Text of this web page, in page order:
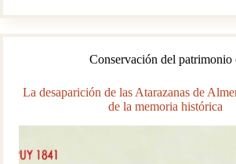
Sevilla
en
Generación
27
Conservación del patrimonio
La desaparición de las Atarazanas de
de la memoria histórica